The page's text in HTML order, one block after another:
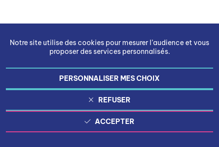
Notre site utilise des cookies pour mesurer l’audience et vous
proposer des services personnalisés.
PERSONNALISER MES CHOIX
REFUSER
ACCEPTER